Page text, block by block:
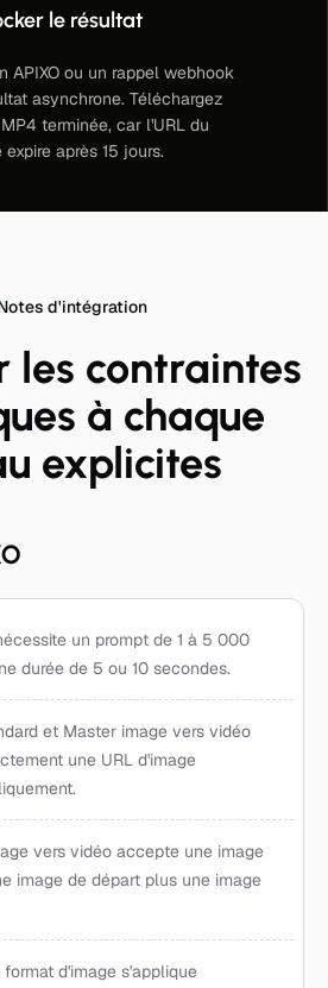
le résultat
APIXO ou un rappel webhook
asynchrone. Téléchargez
terminée, car l'URL du
après 15 jours.
d'intégration
les contraintes
à chaque
explicites
un prompt de 1 à 5 000
durée de 5 ou 10 secondes.
et Master image vers vidéo
une URL d'image
vers vidéo accepte une image
image de départ plus une image
d'image s'applique